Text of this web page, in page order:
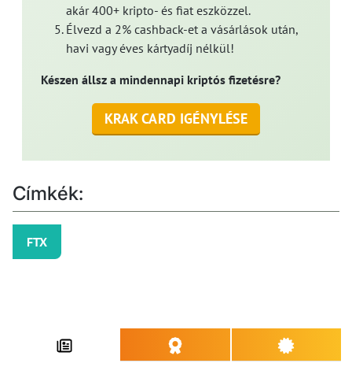
akár 400+ kripto- és fiat eszközzel.
Élvezd a 2% cashback-et a vásárlások után,
havi vagy éves kártyadíj nélkül!
Készen állsz a mindennapi kriptós fizetésre?
KRAK CARD IGÉNYLÉSE
Címkék:
FTX